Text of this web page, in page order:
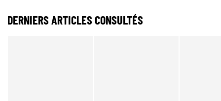
DERNIERS ARTICLES CONSULTÉS